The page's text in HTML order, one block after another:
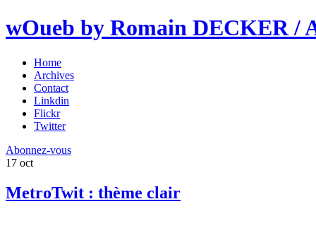
wOueb by Romain DECKER /
Home
Archives
Contact
Linkdin
Flickr
Twitter
Abonnez-vous
17 oct
MetroTwit : thème clair